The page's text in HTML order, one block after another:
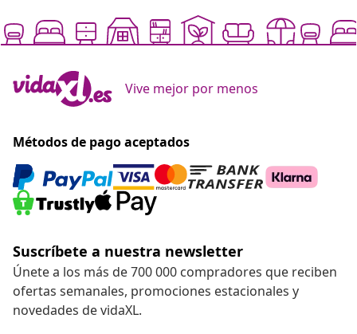
Vive mejor por menos
Métodos de pago aceptados
Suscríbete a nuestra newsletter
Únete a los más de 700 000 compradores que reciben
ofertas semanales, promociones estacionales y
novedades de vidaXL.